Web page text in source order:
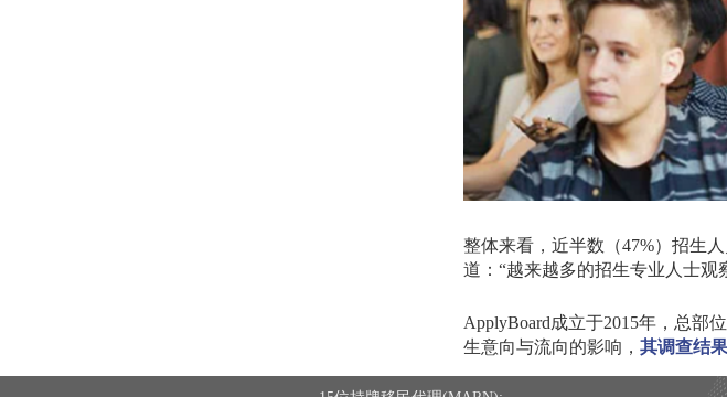
整体来看，近半数（47%）招生
道： “越来越多的招生专业人士观
ApplyBoard成立于2015年，总部
生意向与流向的影响， 其调查结